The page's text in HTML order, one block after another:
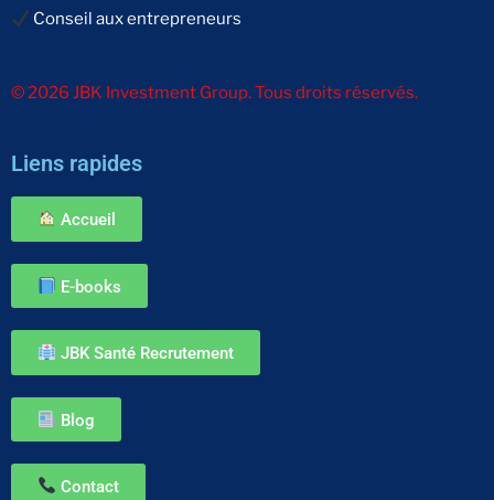
Conseil aux entrepreneurs
© 2026 JBK Investment Group. Tous droits réservés.
Liens rapides
Accueil
E-books
JBK Santé Recrutement
Blog
Contact